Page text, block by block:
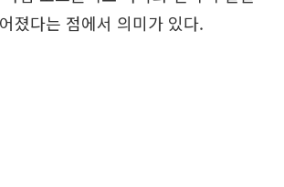
졌다는 점에서 의미가 있다.